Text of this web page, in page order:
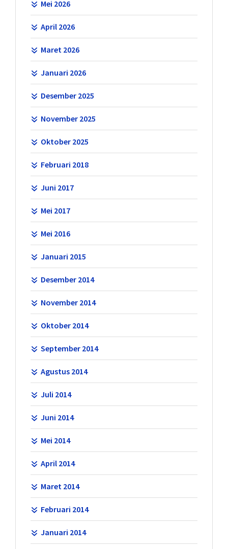
Mei 2026
April 2026
Maret 2026
Januari 2026
Desember 2025
November 2025
Oktober 2025
Februari 2018
Juni 2017
Mei 2017
Mei 2016
Januari 2015
Desember 2014
November 2014
Oktober 2014
September 2014
Agustus 2014
Juli 2014
Juni 2014
Mei 2014
April 2014
Maret 2014
Februari 2014
Januari 2014